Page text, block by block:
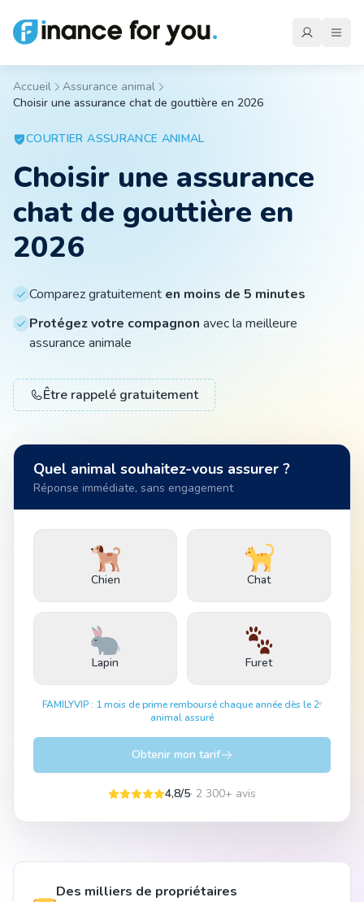
Mutuelle
Emprunteur
Moto
Habitation
Animal
Pro
Accueil
Assurance animal
Choisir une assurance chat de gouttière en 2026
COURTIERASSURANCE ANIMAL
Choisir une assurance
chat de gouttière en
2026
Comparez gratuitement en moins de 5 minutes
Protégez votre compagnon avec la meilleure
assurance animale
Être rappelé gratuitement
Quel animal souhaitez-vous assurer ?
Réponse immédiate, sans engagement
Chien Chat
Lapin Furet
FAMILYVIP : 1 mois de prime remboursé chaque année dès le 2ᵉ
animal assuré
Obtenir mon tarif
4,8/5· 2 300+ avis
Des milliers de propriétaires